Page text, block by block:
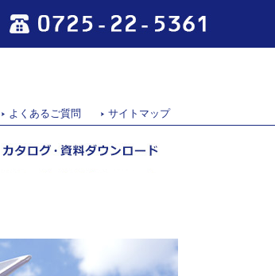
サイトマップ
よくあるご質問
営業時間：09:00～18:00